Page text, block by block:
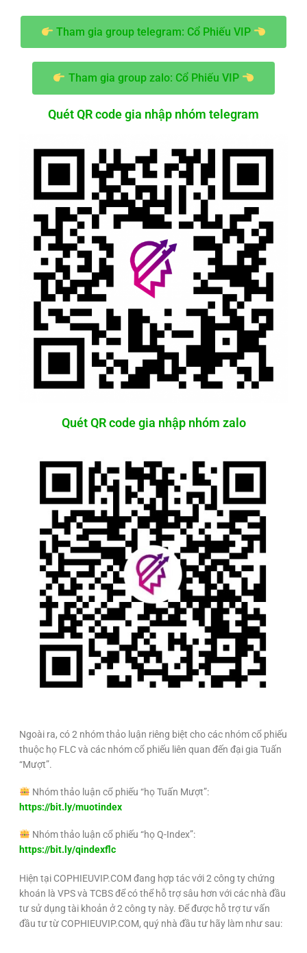
Tham gia group telegram: Cổ Phiếu VIP
Tham gia group zalo: Cổ Phiếu VIP
Quét QR code gia nhập nhóm telegram
Quét QR code gia nhập nhóm zalo
Ngoài ra, có 2 nhóm thảo luận riêng biệt cho các nhóm cổ phiếu
thuộc họ FLC và các nhóm cổ phiếu liên quan đến đại gia Tuấn
“Mượt”.
Nhóm thảo luận cổ phiếu “họ Tuấn Mượt”:
https://bit.ly/muotindex
Nhóm thảo luận cổ phiếu “họ Q-Index”:
https://bit.ly/qindexflc
Hiện tại COPHIEUVIP.COM đang hợp tác với 2 công ty chứng
khoán là VPS và TCBS để có thể hỗ trợ sâu hơn với các nhà đầu
tư sử dụng tài khoản ở 2 công ty này. Để được hỗ trợ tư vấn
đầu tư từ COPHIEUVIP.COM, quý nhà đầu tư hãy làm như sau: